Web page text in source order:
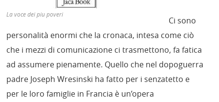
La voce dei piu poveri
Ci sono
personalità enormi che la cronaca, intesa come ciò
che i mezzi di comunicazione ci trasmettono, fa fatica
ad assumere pienamente. Quello che nel dopoguerra
padre Joseph Wresinski ha fatto per i senzatetto e
per le loro famiglie in Francia è un’opera